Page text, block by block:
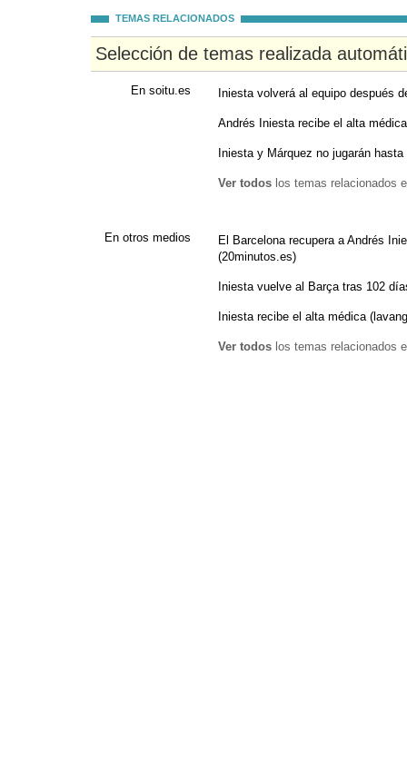
TEMAS RELACIONADOS
Selección de temas realizada
En soitu.es Iniesta volverá al equipo después
Andrés Iniesta recibe el alta
Iniesta y Márquez no jugarán
Ver todos los temas relacionados
En otros medios
El Barcelona recupera a Andrés
(20minutos.es)
Iniesta vuelve al Barça tras 102
Iniesta recibe el alta médica
Ver todos los temas relacionados